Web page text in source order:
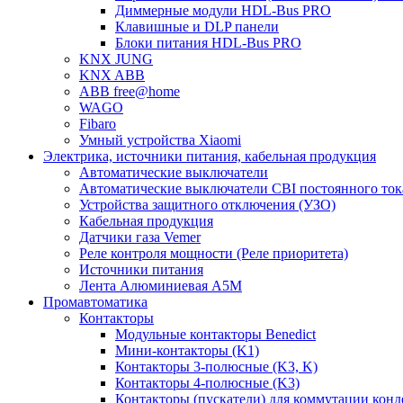
Диммерные модули HDL-Bus PRO
Клавишные и DLP панели
Блоки питания HDL-Bus PRO
KNX JUNG
KNX ABB
ABB free@home
WAGO
Fibaro
Умный устройства Xiaomi
Электрика, источники питания, кабельная продукция
Автоматические выключатели
Автоматические выключатели CBI постоянного
Устройства защитного отключения (УЗО)
Кабельная продукция
Датчики газа Vemer
Реле контроля мощности (Реле приоритета)
Источники питания
Лента Алюминиевая А5М
Промавтоматика
Контакторы
Модульные контакторы Benedict
Мини-контакторы (K1)
Контакторы 3-полюсные (K3, K)
Контакторы 4-полюсные (K3)
Контакторы (пускатели) для коммутации